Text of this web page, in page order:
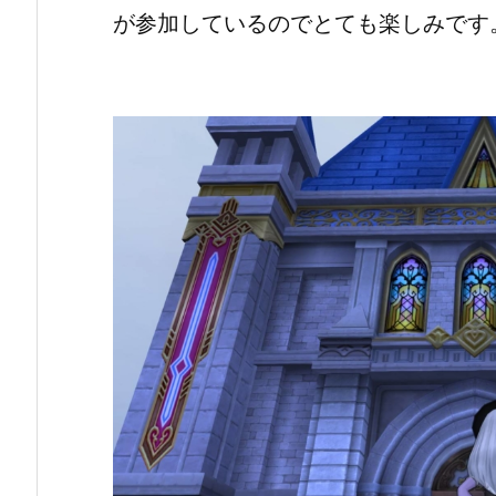
が参加しているのでとても楽しみです